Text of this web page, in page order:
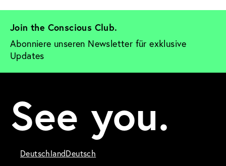
Join the Conscious Club.
Abonniere unseren Newsletter für exklusive
Updates
See you.
DeutschlandDeutsch